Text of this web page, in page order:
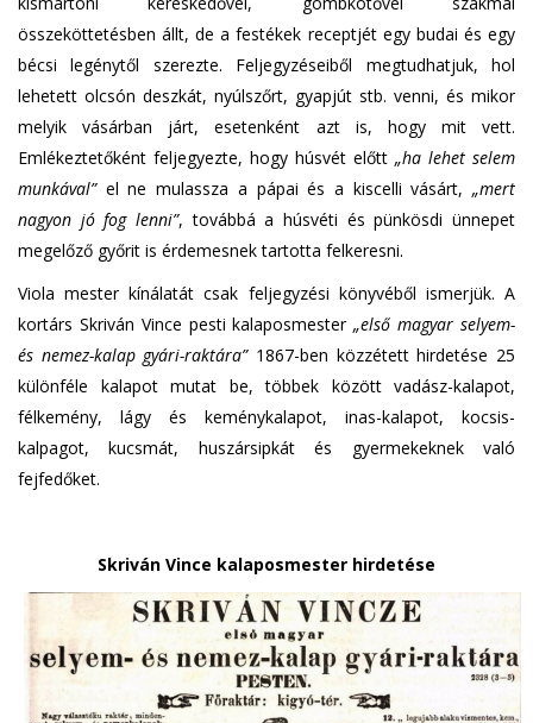
összeköttetésben állt, de a festékek receptjét egy budai és egy
bécsi legénytől szerezte. Feljegyzéseiből megtudhatjuk, hol
lehetett olcsón deszkát, nyúlszőrt, gyapjút stb. venni, és mikor
melyik vásárban járt, esetenként azt is, hogy mit vett.
Emlékeztetőként feljegyezte, hogy húsvét előtt „ha lehet selem
munkával”el ne mulassza a pápai és a kiscelli vásárt, „mert
nagyon jó fog lenni”, továbbá a húsvéti és pünkösdi ünnepet
megelőző győrit is érdemesnek tartotta felkeresni.
Viola mester kínálatát csak feljegyzési könyvéből ismerjük. A
kortárs Skriván Vince pesti kalaposmester„első magyar selyem-
és nemez-kalap gyári-raktára”1867-ben közzétett hirdetése 25
különféle kalapot mutat be, többek között vadász-kalapot,
félkemény, lágy és keménykalapot, inas-kalapot, kocsis-
kalpagot, kucsmát, huszársipkát és gyermekeknek való
fejfedőket.
Skriván Vince kalaposmester hirdetése